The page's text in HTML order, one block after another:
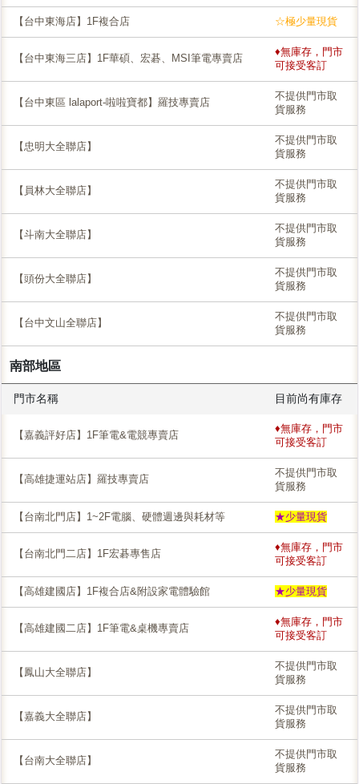
【台中東海店】1F複合店 ☆極少量現貨
【台中東海三店】1F華碩、宏碁、MSI筆電專賣店
♦無庫存，門市
可接受客訂
【台中東區 lalaport-啦啦寶都】羅技專賣店
不提供門市取
貨服務
【忠明大全聯店】
不提供門市取
貨服務
【員林大全聯店】
不提供門市取
貨服務
【斗南大全聯店】
不提供門市取
貨服務
【頭份大全聯店】
不提供門市取
貨服務
【台中文山全聯店】
不提供門市取
貨服務
南部地區
門市名稱 目前尚有庫存
【嘉義評好店】1F筆電&電競專賣店
♦無庫存，門市
可接受客訂
【高雄捷運站店】羅技專賣店
不提供門市取
貨服務
【台南北門店】1~2F電腦、硬體週邊與耗材等 ★少量現貨
【台南北門二店】1F宏碁專售店
♦無庫存，門市
可接受客訂
【高雄建國店】1F複合店&附設家電體驗館 ★少量現貨
【高雄建國二店】1F筆電&桌機專賣店
♦無庫存，門市
可接受客訂
【鳳山大全聯店】
不提供門市取
貨服務
【嘉義大全聯店】
不提供門市取
貨服務
【台南大全聯店】
不提供門市取
貨服務